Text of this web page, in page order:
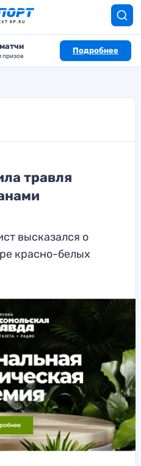
призов
Подробнее
травля
высказался о
красно-белых